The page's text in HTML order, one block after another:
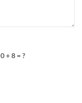
0 + 8 = ?